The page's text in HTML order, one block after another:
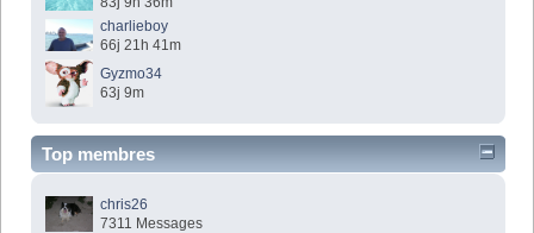
charlieboy
66j 21h 41m
Gyzmo34
63j 9m
Top membres
chris26
7311 Messages